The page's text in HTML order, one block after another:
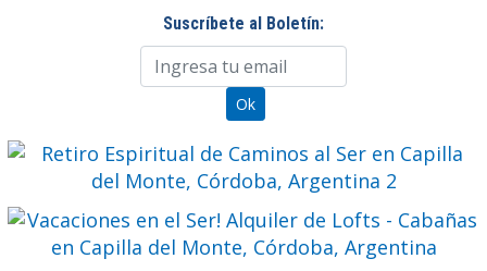
Suscríbete al Boletín: